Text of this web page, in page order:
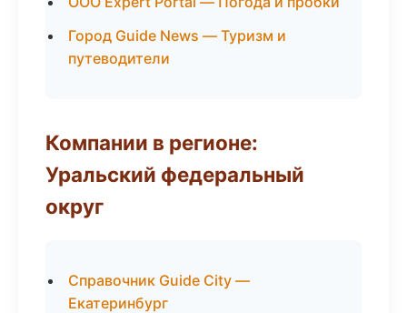
Город Guide News — Туризм и
путеводители
Компании в регионе:
Уральский федеральный
округ
Справочник Guide City —
Екатеринбург